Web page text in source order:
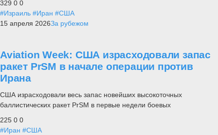
329 0 0
#Израиль #Иран #США
15 апреля 2026За рубежом
Aviation Week: США израсходовали запас
ракет PrSM в начале операции против
Ирана
США израсходовали весь запас новейших высокоточных
баллистических ракет PrSM в первые недели боевых
225 0 0
#Иран #США